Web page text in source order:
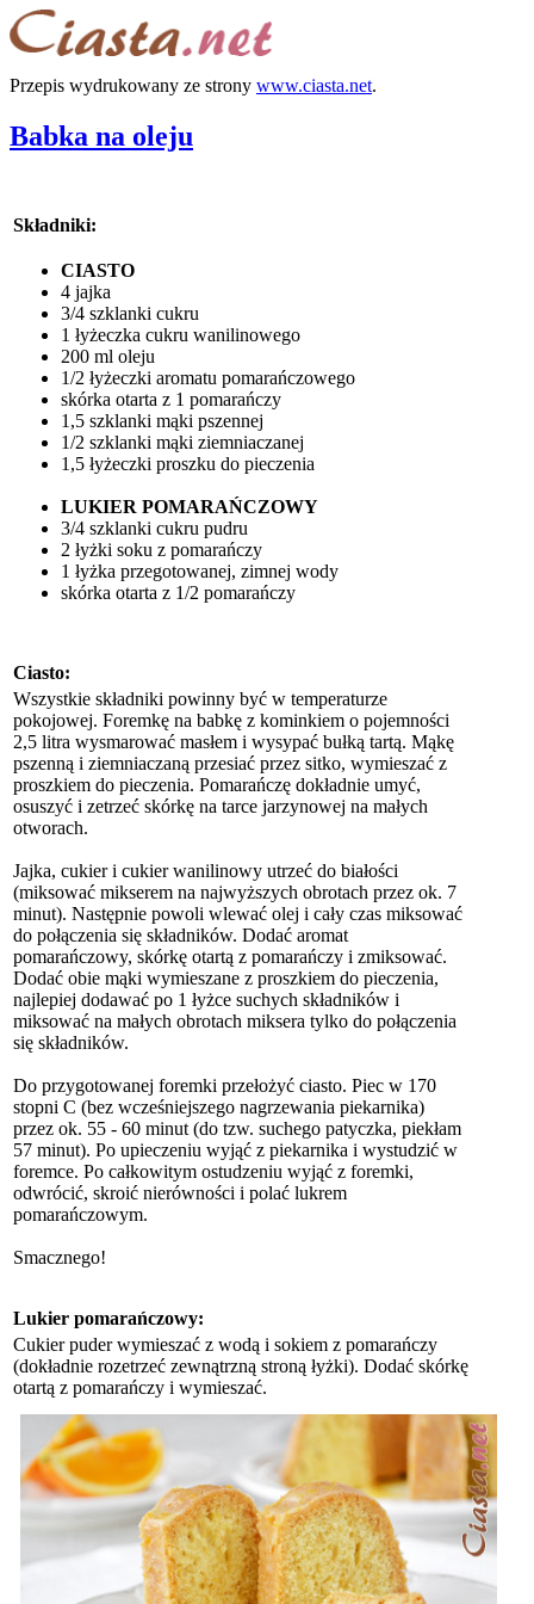
Przepis wydrukowany ze strony www.ciasta.net.
Babka na oleju
Składniki:
CIASTO
4 jajka
3/4 szklanki cukru
1 łyżeczka cukru wanilinowego
200 ml oleju
1/2 łyżeczki aromatu pomarańczowego
skórka otarta z 1 pomarańczy
1,5 szklanki mąki pszennej
1/2 szklanki mąki ziemniaczanej
1,5 łyżeczki proszku do pieczenia
LUKIER POMARAŃCZOWY
3/4 szklanki cukru pudru
2 łyżki soku z pomarańczy
1 łyżka przegotowanej, zimnej wody
skórka otarta z 1/2 pomarańczy
Ciasto:
Wszystkie składniki powinny być w temperaturze
pokojowej. Foremkę na babkę z kominkiem o pojemności
2,5 litra wysmarować masłem i wysypać bułką tartą. Mąkę
pszenną i ziemniaczaną przesiać przez sitko, wymieszać z
proszkiem do pieczenia. Pomarańczę dokładnie umyć,
osuszyć i zetrzeć skórkę na tarce jarzynowej na małych
otworach.
Jajka, cukier i cukier wanilinowy utrzeć do białości
(miksować mikserem na najwyższych obrotach przez ok. 7
minut). Następnie powoli wlewać olej i cały czas miksować
do połączenia się składników. Dodać aromat
pomarańczowy, skórkę otartą z pomarańczy i zmiksować.
Dodać obie mąki wymieszane z proszkiem do pieczenia,
najlepiej dodawać po 1 łyżce suchych składników i
miksować na małych obrotach miksera tylko do połączenia
się składników.
Do przygotowanej foremki przełożyć ciasto. Piec w 170
stopni C (bez wcześniejszego nagrzewania piekarnika)
przez ok. 55 - 60 minut (do tzw. suchego patyczka, piekłam
57 minut). Po upieczeniu wyjąć z piekarnika i wystudzić w
foremce. Po całkowitym ostudzeniu wyjąć z foremki,
odwrócić, skroić nierówności i polać lukrem
pomarańczowym.
Smacznego!
Lukier pomarańczowy:
Cukier puder wymieszać z wodą i sokiem z pomarańczy
(dokładnie rozetrzeć zewnątrzną stroną łyżki). Dodać skórkę
otartą z pomarańczy i wymieszać.